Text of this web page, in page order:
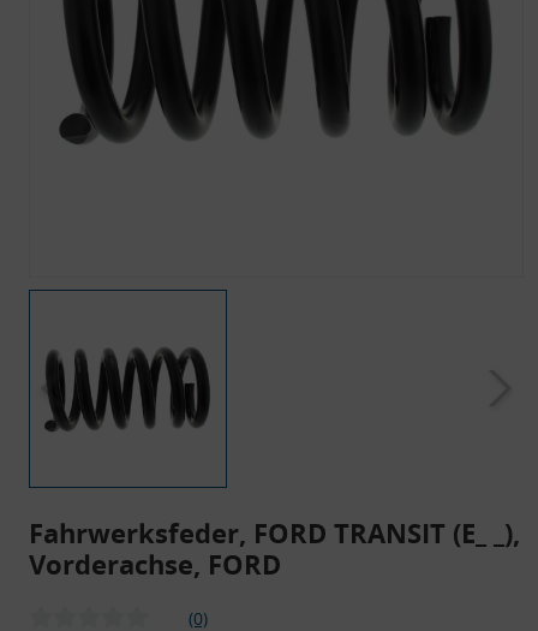
Fahrwerksfeder, FORD TRANSIT (E_ _),
Vorderachse, FORD
(0)